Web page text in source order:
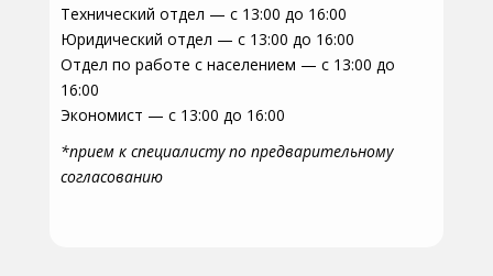
Технический отдел — с 13:00 до 16:00
Юридический отдел — с 13:00 до 16:00
Отдел по работе с населением — с 13:00 до
16:00
Экономист — с 13:00 до 16:00
*прием к специалисту по предварительному
согласованию